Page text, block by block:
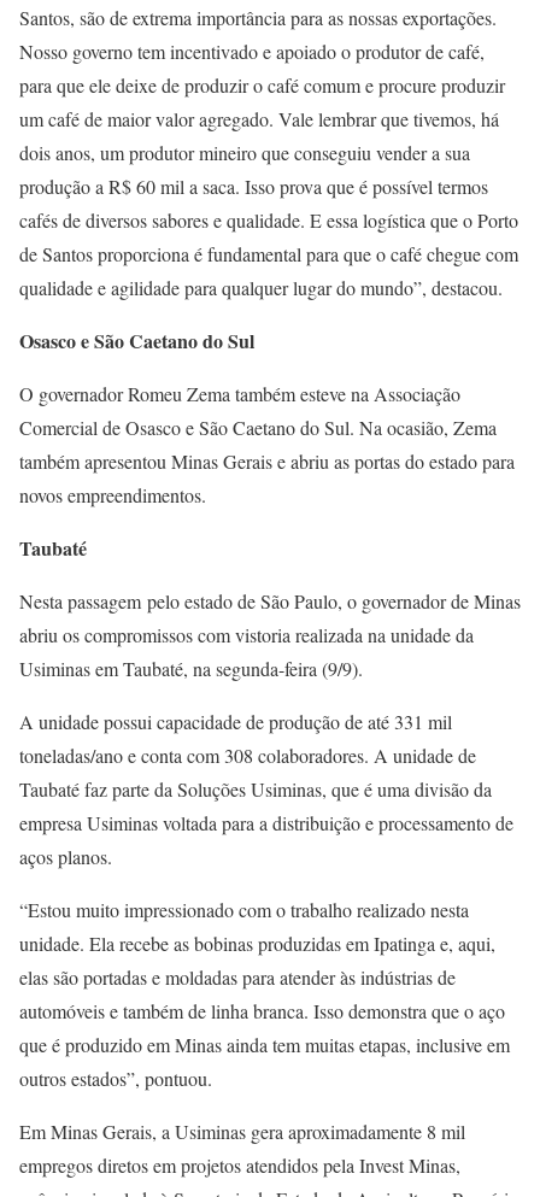
Santos, são de extrema importância para as nossas exportações.
Nosso governo tem incentivado e apoiado o produtor de café,
para que ele deixe de produzir o café comum e procure produzir
um café de maior valor agregado. Vale lembrar que tivemos, há
dois anos, um produtor mineiro que conseguiu vender a sua
produção a R$ 60 mil a saca. Isso prova que é possível termos
cafés de diversos sabores e qualidade. E essa logística que o Porto
de Santos proporciona é fundamental para que o café chegue com
qualidade e agilidade para qualquer lugar do mundo”, destacou.
Osasco e São Caetano do Sul
O governador Romeu Zema também esteve na Associação
Comercial de Osasco e São Caetano do Sul. Na ocasião, Zema
também apresentou Minas Gerais e abriu as portas do estado para
novos empreendimentos.
Taubaté
Nesta passagem pelo estado de São Paulo, o governador de Minas
abriu os compromissos com vistoria realizada na unidade da
Usiminas em Taubaté, na segunda-feira (9/9).
A unidade possui capacidade de produção de até 331 mil
toneladas/ano e conta com 308 colaboradores. A unidade de
Taubaté faz parte da Soluções Usiminas, que é uma divisão da
empresa Usiminas voltada para a distribuição e processamento de
aços planos.
“Estou muito impressionado com o trabalho realizado nesta
unidade. Ela recebe as bobinas produzidas em Ipatinga e, aqui,
elas são portadas e moldadas para atender às indústrias de
automóveis e também de linha branca. Isso demonstra que o aço
que é produzido em Minas ainda tem muitas etapas, inclusive em
outros estados”, pontuou.
Em Minas Gerais, a Usiminas gera aproximadamente 8 mil
empregos diretos em projetos atendidos pela Invest Minas,